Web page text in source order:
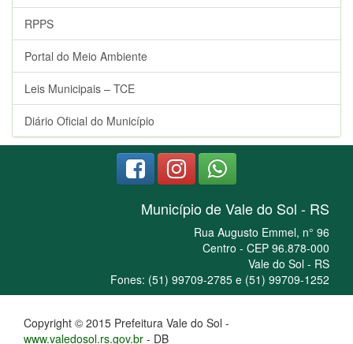
RPPS
Portal do Meio Ambiente
Leis Municipais – TCE
Diário Oficial do Município
Município de Vale do Sol - RS
Rua Augusto Emmel, n° 96
Centro - CEP 96.878-000
Vale do Sol - RS
Fones: (51) 99709-2785 e (51) 99709-1252
Copyright © 2015 Prefeitura Vale do Sol -
www.valedosol.rs.gov.br - DB